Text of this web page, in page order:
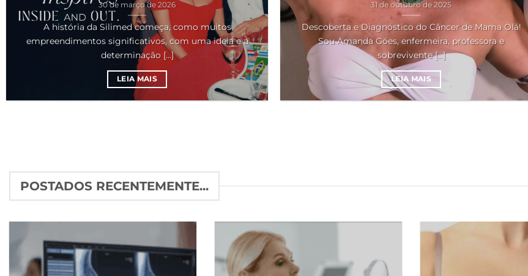
30 de março de 2026
A história da Silimed começa, como muitos
empreendimentos significativos, com uma ideia e a
determinação [...]
LEIA MAIS
31 de outubro de 2025
Descoberta e Diagnóstico do Câncer de Mama Olá!
Sou Amanda Góes, enfermeira, professora e
sobrevivente [...]
LEIA MAIS
POSTADOS RECENTEMENTE...